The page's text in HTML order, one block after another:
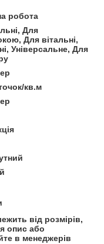
робота
Для
Для вітальні,
Універсальне, Для
кв.м
від розмірів,
опис або
в менеджерів